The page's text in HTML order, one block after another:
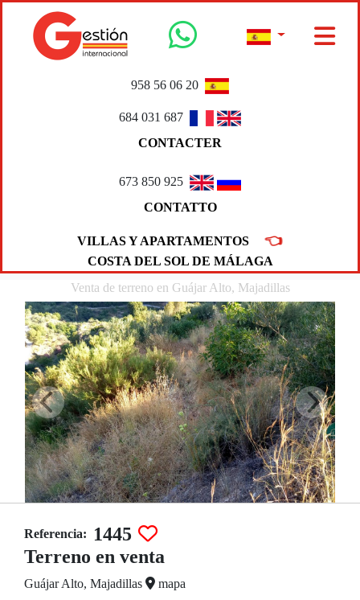
958 56 06 20
684 031 687
CONTACTER
673 850 925
CONTATTO
VILLAS Y APARTAMENTOS 👈
COSTA DEL SOL DE MÁLAGA
Venta de terreno en Guájar Alto, Majadillas
Referencia:
1445
Terreno en venta
Guájar Alto, Majadillas mapa